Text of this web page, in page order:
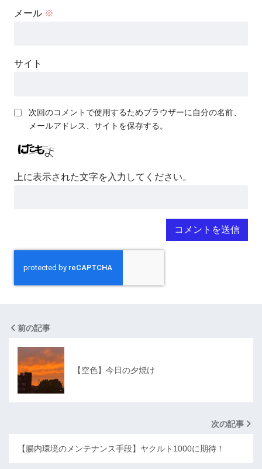
メール ※
サイト
次回のコメントで使用するためブラウザーに自分の名前、
メールアドレス、サイトを保存する。
上に表示された文字を入力してください。
前の記事
【空色】今日の夕焼け
次の記事
【腸内環境のメンテナンス手段】ヤクルト1000に期待！